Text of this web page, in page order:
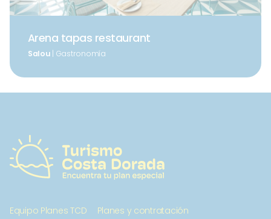
Arena tapas restaurant
Salou | Gastronomía
Equipo Planes TCD Planes y contratación